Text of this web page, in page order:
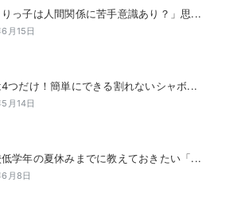
りっ子は人間関係に苦手意識あり？」思...
月15日
つだけ！簡単にできる割れないシャボ...
月14日
学年の夏休みまでに教えておきたい「...
月8日